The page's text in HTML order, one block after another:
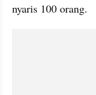
nyaris 100 orang.